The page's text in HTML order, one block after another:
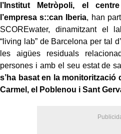
l’Institut Metròpoli, el
l’empresa s::can Iberia, han
SCOREwater, dinamitzant el
“living lab” de Barcelona per tal
les aigües residuals
persones i amb el seu estat de
s’ha basat en la monitorització
Carmel, el Poblenou i Sant